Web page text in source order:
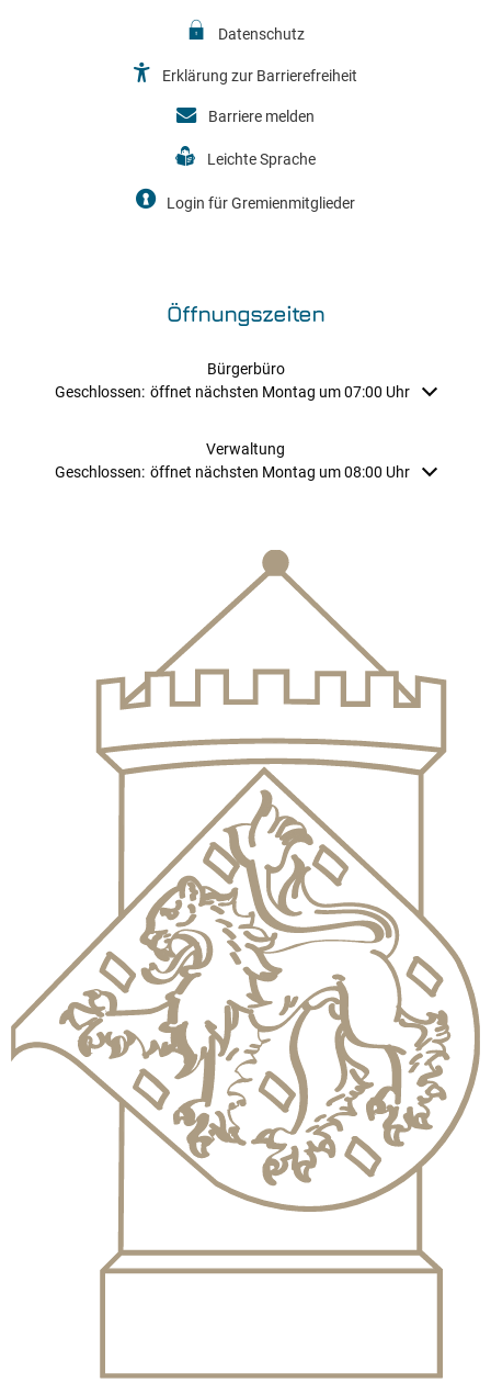
Datenschutz
Erklärung zur Barrierefreiheit
Barriere melden
Leichte Sprache
Login für Gremienmitglieder
Öffnungszeiten
Bürgerbüro
Klicken, um weitere Öffnungs- oder Schließzeiten auszublenden
Geschlossen: öffnet nächsten Montag um 07:00 Uhr
Verwaltung
Klicken, um weitere Öffnungs- oder Schließzeiten auszublenden
Geschlossen: öffnet nächsten Montag um 08:00 Uhr